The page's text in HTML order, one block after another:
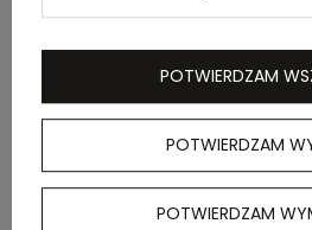
Jakie gadżety reklamowe
podczas otwarcia nowej
POTWIERDZAM
POTWIERDZAM
POTWIERDZAM